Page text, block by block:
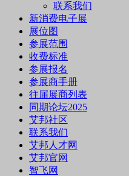
联系我们
新消费电子展
展位图
参展范围
收费标准
参展报名
参展商手册
往届展商列表
同期论坛2025
艾邦社区
联系我们
艾邦人才网
艾邦官网
智飞网